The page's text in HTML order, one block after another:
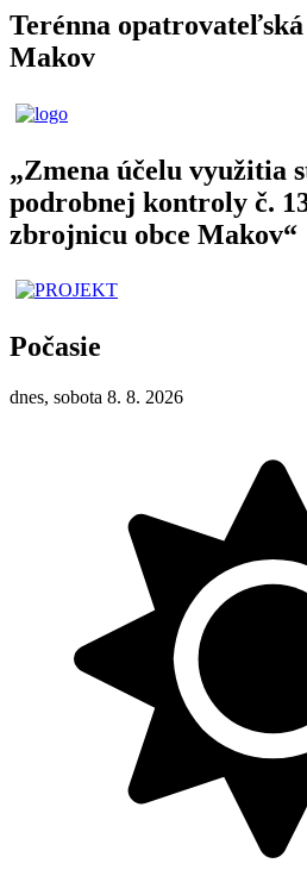
Terénna
Makov
„Zmena účelu využitia
podrobnej kontroly č.
zbrojnicu obce Makov“
Počasie
dnes, sobota 8. 8. 2026